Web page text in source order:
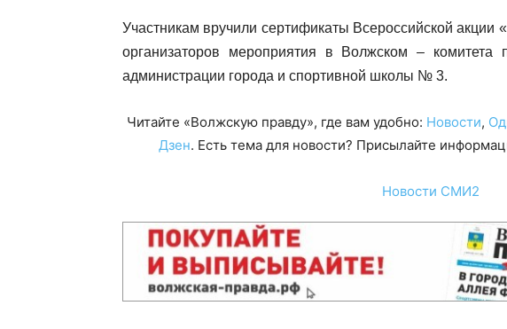
Участникам вручили сертификаты Всероссийской акции
организаторов мероприятия в Волжском – комитета
администрации города и спортивной школы № 3.
Читайте «Волжскую правду», где вам удобно: Новости,
Дзен. Есть тема для новости? Присылайте
Новости СМИ2